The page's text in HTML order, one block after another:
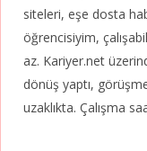
siteleri, eşe dosta
öğrencisiyim,
az. Kariyer.net
dönüş yaptı,
uzaklıkta. Çalışma